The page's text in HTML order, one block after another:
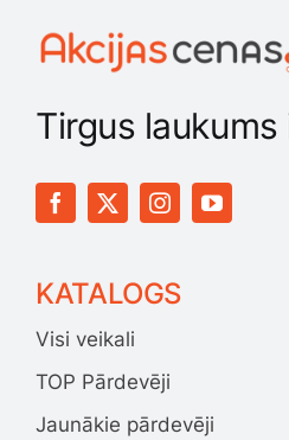
Tirgus
KATALOGS
Visi veikali
TOP Pārdevēji
Jaunākie pārdevēji